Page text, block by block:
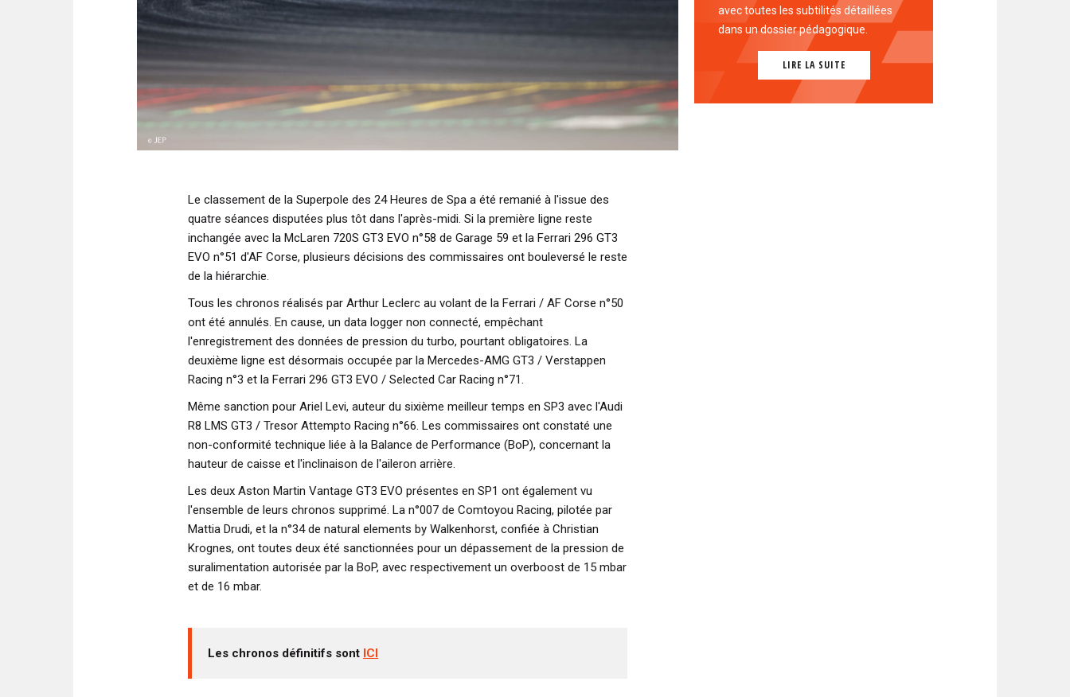
Le classement de la Superpole des 24 Heures de Spa a été remanié à l'issue des
quatre séances disputées plus tôt dans l'après-midi. Si la première ligne reste
inchangée avec la McLaren 720S GT3 EVO n°58 de Garage 59 et la Ferrari 296 GT3
EVO n°51 d'AF Corse, plusieurs décisions des commissaires ont bouleversé le reste
de la hiérarchie.
Tous les chronos réalisés par Arthur Leclerc au volant de la Ferrari / AF Corse n°50
ont été annulés. En cause, un data logger non connecté, empêchant
l'enregistrement des données de pression du turbo, pourtant obligatoires. La
deuxième ligne est désormais occupée par la Mercedes-AMG GT3 / Verstappen
Racing n°3 et la Ferrari 296 GT3 EVO / Selected Car Racing n°71.
Même sanction pour Ariel Levi, auteur du sixième meilleur temps en SP3 avec l'Audi
R8 LMS GT3 / Tresor Attempto Racing n°66. Les commissaires ont constaté une
non-conformité technique liée à la Balance de Performance (BoP), concernant la
hauteur de caisse et l'inclinaison de l'aileron arrière.
Les deux Aston Martin Vantage GT3 EVO présentes en SP1 ont également vu
l'ensemble de leurs chronos supprimé. La n°007 de Comtoyou Racing, pilotée par
Mattia Drudi, et la n°34 de natural elements by Walkenhorst, confiée à Christian
Krognes, ont toutes deux été sanctionnées pour un dépassement de la pression de
suralimentation autorisée par la BoP, avec respectivement un overboost de 15 mbar
et de 16 mbar.
Les chronos définitifs sont ICI
avec toutes les subtilités détaillées
dans un dossier pédagogique.
LIRE LA SUITE